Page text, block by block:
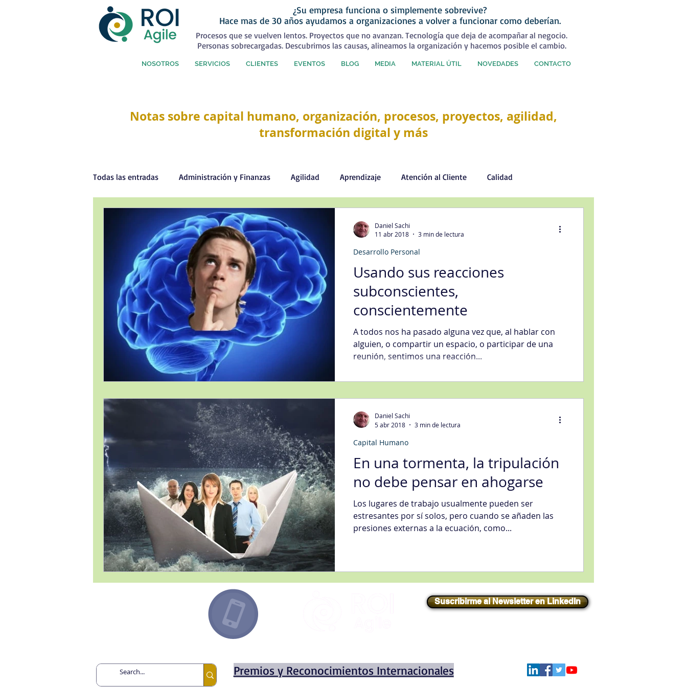
¿Su empresa funciona o simplemente sobrevive?
Hace mas de 30 años ayudamos a organizaciones a volver a funcionar como deberían.
Procesos que se vuelven lentos. Proyectos que no avanzan. Tecnología que deja de acompañar al negocio.
Personas sobrecargadas. Descubrimos las causas, alineamos la organización y hacemos posible el cambio.
NOSOTROS SERVICIOS CLIENTES EVENTOS BLOG MEDIA MATERIAL ÚTIL NOVEDADES CONTACTO
Notas sobre capital humano, organización, procesos, proyectos, agilidad,
transformación digital y más
Todas las entradas Administración y Finanzas Agilidad Aprendizaje Atención al Cliente Calidad
Capital Humano Coaching Comercial
Estrategia Comercial Estrategias Tecnología Informática
Gestión de Proyectos / Project Mgmt Gestión de Quejas Gestión Organizacional Inteligencia artificial
Liderazgo Compras Logística Mejora Continua Metodologías Nivel de Servicio
Satisfacción al Cliente Temas Generales Transformación Digital Ventas
Usando sus reacciones
subconscientes,
conscientemente
A todos nos ha pasado alguna vez que, al hablar con
alguien, o compartir un espacio, o participar de una
reunión, sentimos una reacción...
Desarrollo Personal
Daniel Sachi
11 abr 2018
3 min de lectura
En una tormenta, la tripulación
no debe pensar en ahogarse
Los lugares de trabajo usualmente pueden ser
estresantes por sí solos, pero cuando se añaden las
presiones externas a la ecuación, como...
Capital Humano
Daniel Sachi
5 abr 2018
3 min de lectura
Suscribirme al Newsletter en LinkedIn
Premios y Reconocimientos Internacionales